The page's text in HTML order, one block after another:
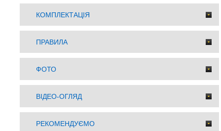
КОМПЛЕКТАЦІЯ
ПРАВИЛА
ФОТО
ВІДЕО-ОГЛЯД
РЕКОМЕНДУЄМО